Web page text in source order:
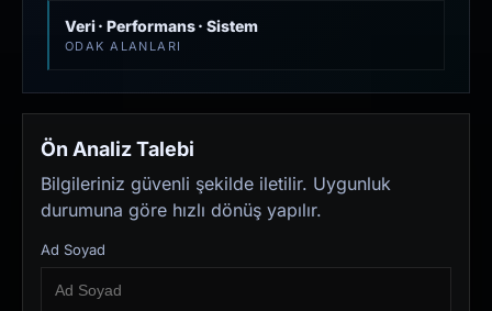
Veri · Performans · Sistem
ODAK ALANLARI
Ön Analiz Talebi
Bilgileriniz güvenli şekilde iletilir. Uygunluk
durumuna göre hızlı dönüş yapılır.
Ad Soyad